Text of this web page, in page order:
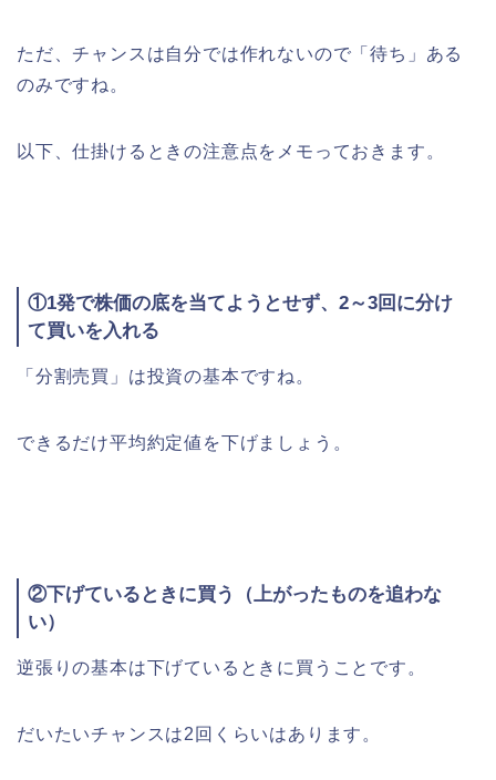
ただ、チャンスは自分では作れないので「待ち」ある
のみですね。
以下、仕掛けるときの注意点をメモっておきます。
①1発で株価の底を当てようとせず、2～3回に分け
て買いを入れる
「分割売買」は投資の基本ですね。
できるだけ平均約定値を下げましょう。
②下げているときに買う（上がったものを追わな
い）
逆張りの基本は下げているときに買うことです。
だいたいチャンスは2回くらいはあります。